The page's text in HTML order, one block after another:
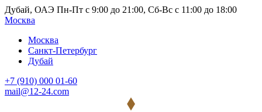
Дубай, ОАЭ Пн-Пт с 9:00 до 21:00, Сб-Вс с 11:00 до 18:00
Москва
Москва
Санкт-Петербург
Дубай
+7 (910) 000 01-60
mail@12-24.com